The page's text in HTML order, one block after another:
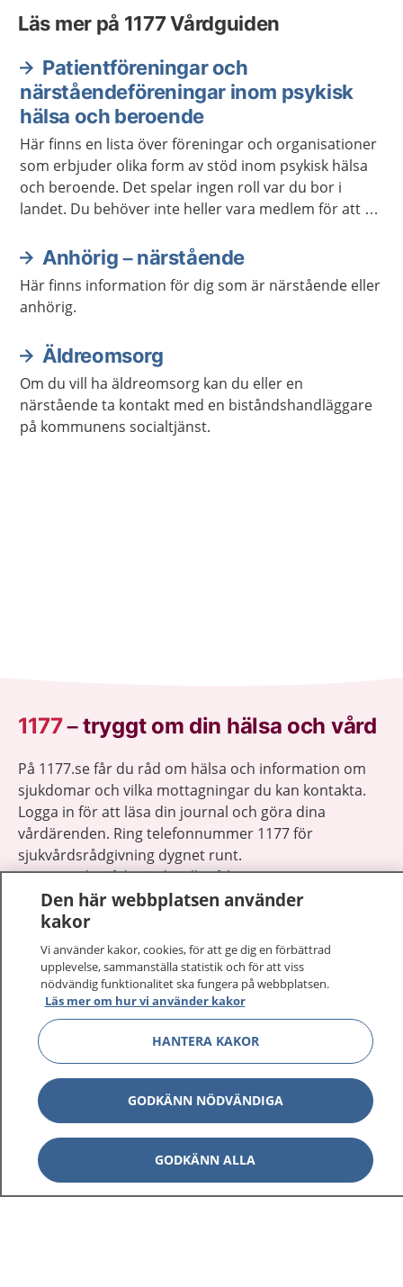
Läs mer på 1177 Vårdguiden
Patientföreningar och
närståendeföreningar inom psykisk
hälsa och beroende
Här finns en lista över föreningar och organisationer
som erbjuder olika form av stöd inom psykisk hälsa
och beroende. Det spelar ingen roll var du bor i
landet. Du behöver inte heller vara medlem för att ta
Anhörig – närstående
Här finns information för dig som är närstående eller
anhörig.
Äldreomsorg
Om du vill ha äldreomsorg kan du eller en
närstående ta kontakt med en biståndshandläggare
på kommunens socialtjänst.
1177–tryggt om din hälsa och vård
På 1177.se får du råd om hälsa och information om
sjukdomar och vilka mottagningar du kan kontakta.
Logga in för att läsa din journal och göra dina
vårdärenden. Ring telefonnummer 1177 för
sjukvårdsrådgivning dygnet runt.
1177 ger dig råd när du vill må bättre.
1177 på flera språk
Om 1177 Visa
Kontakt Visa
Behandling av personuppgifter
Den här webbplatsen använder
kakor
Vi använder kakor, cookies, för att ge dig en förbättrad
upplevelse, sammanställa statistik och för att viss
nödvändig funktionalitet ska fungera på webbplatsen.
Läs mer om hur vi använder kakor
HANTERA KAKOR
GODKÄNN NÖDVÄNDIGA
GODKÄNN ALLA